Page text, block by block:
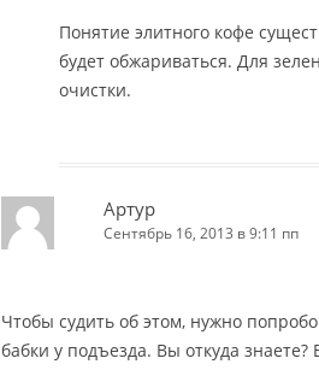
Понятие элитного кофе
будет обжариваться. Для
очистки.
Артур
Сентябрь 16, 2013 в 9:11 пп
Чтобы судить об этом, нужно
бабки у подъезда. Вы откуда